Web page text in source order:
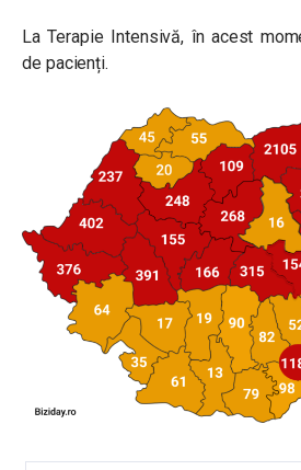
La Terapie Intensivă, în acest
de pacienți.